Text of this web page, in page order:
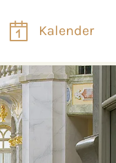
Kalender